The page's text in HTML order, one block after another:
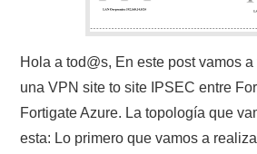
Hola a tod@s, En este post vamos
una VPN site to site IPSEC entre
Fortigate Azure. La topología que
esta: Lo primero que vamos a